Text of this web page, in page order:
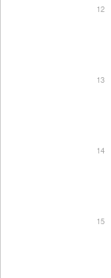
12
13
14
15